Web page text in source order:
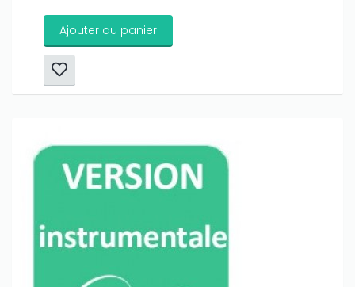
Ajouter au panier